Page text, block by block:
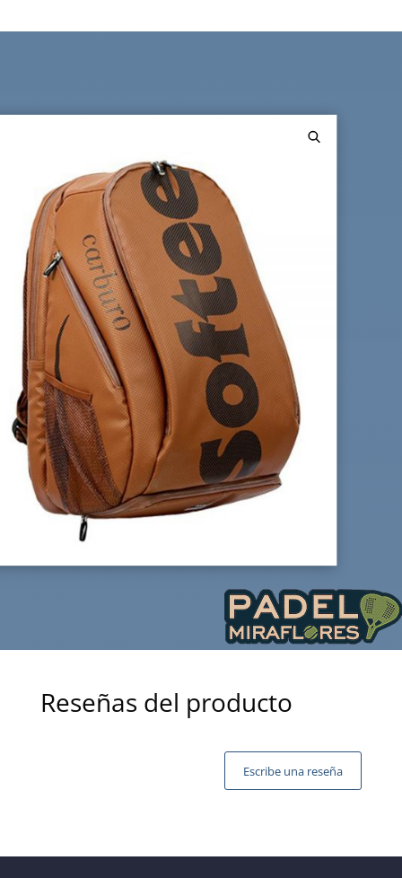
Reseñas del producto
Escribe una reseña